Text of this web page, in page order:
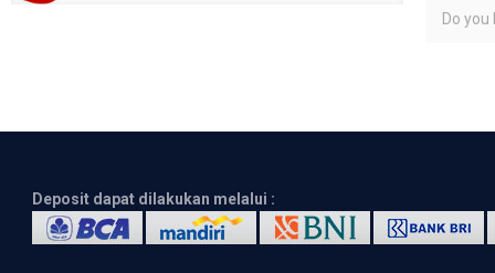
Do you
Deposit dapat dilakukan melalui :